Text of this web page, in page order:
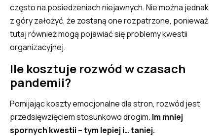
często na posiedzeniach niejawnych. Nie można jednak
z góry założyć, że zostaną one rozpatrzone, ponieważ
tutaj również mogą pojawiać się problemy kwestii
organizacyjnej.
Ile kosztuje rozwód w czasach
pandemii?
Pomijając koszty emocjonalne dla stron, rozwód jest
przedsięwzięciem stosunkowo drogim. Im mniej
spornych kwestii – tym lepiej i… taniej.